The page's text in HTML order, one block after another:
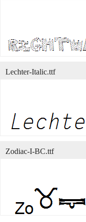
Lechter-Italic.ttf
Zodiac-I-BC.ttf